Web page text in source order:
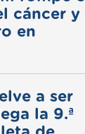
cáncer y
en
a ser
la 9.ª